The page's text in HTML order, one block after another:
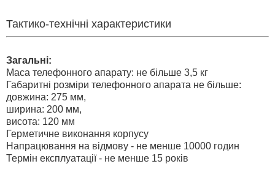
Тактико-технічні характеристики
Загальні:
Маса телефонного апарату: не більше 3,5 кг
Габаритні розміри телефонного апарата не більше:
довжина: 275 мм,
ширина: 200 мм,
висота: 120 мм
Герметичне виконання корпусу
Напрацювання на відмову - не менше 10000 годин
Термін експлуатації - не менше 15 років